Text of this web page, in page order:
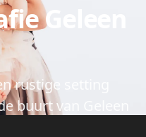
Geleen
rustige setting
buurt van Geleen